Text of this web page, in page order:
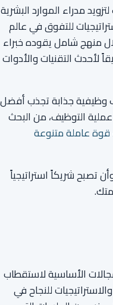
مدراء الموارد البشرية
للتفوق في عالم
منهج شامل يقوده خبراء
التقنيات والأدوات
وظيفية جذابة تجذب أفضل
التوظيف، من البحث
قوة عاملة متنوعة
شريكاً استراتيجياً
الأساسية لاستقطاب
للنجاح في